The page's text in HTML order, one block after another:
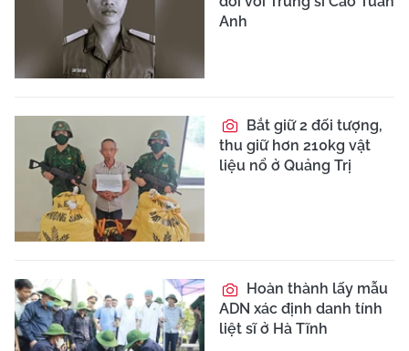
Anh
Bắt giữ 2 đối tượng,
thu giữ hơn 210kg vật
liệu nổ ở Quảng Trị
Hoàn thành lấy mẫu
ADN xác định danh tính
liệt sĩ ở Hà Tĩnh